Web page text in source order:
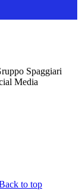
Spaggiari
Media
to top